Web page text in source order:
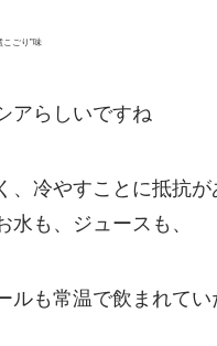
こごり”味
アらしいですね
、冷やすことに抵抗が
水も、ジュースも、
ルも常温で飲まれて